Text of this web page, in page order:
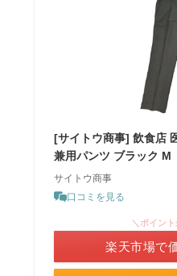
[サイトウ商事] 飲食店
兼用パンツ ブラック M
サイトウ商事
口コミを見る
＼ポイン
楽天市場で